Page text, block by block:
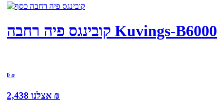
קובינגס פיה רחבה Kuvings-B6000
0 ₪
אצלנו 2,438 ₪